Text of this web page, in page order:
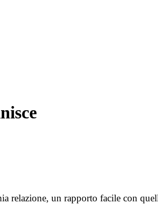
relazione, un rapporto facile con